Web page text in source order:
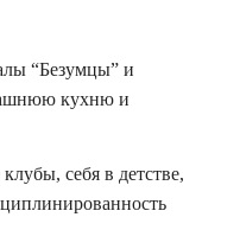
“Безумцы” и
кухню и
себя в детстве,